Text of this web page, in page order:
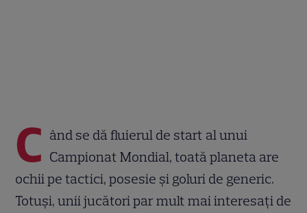
C ând se dă fluierul de start al unui
Campionat Mondial, toată planeta are
ochii pe tactici, posesie și goluri de generic.
Totuși, unii jucători par mult mai interesați de